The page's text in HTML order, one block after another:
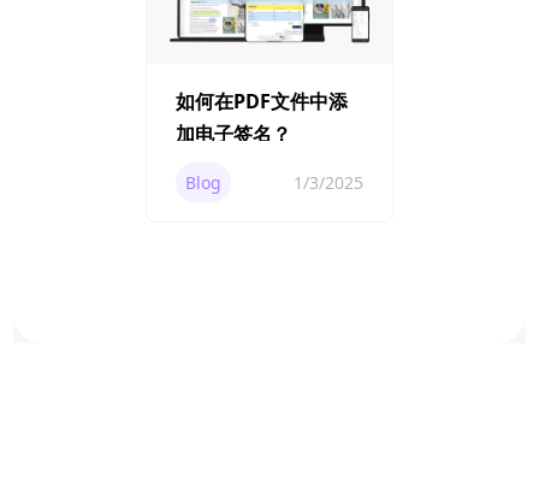
如何在PDF文件中添
加电子签名？
Blog 1/3/2025